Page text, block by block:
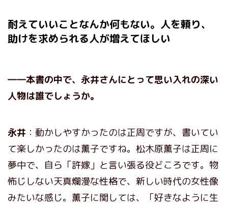
耐えていいことなんか何もない。人を頼り、
助けを求められる人が増えてほしい
――本書の中で、永井さんにとって思い入れの深い
人物は誰でしょうか。
永井 ：動かしやすかったのは正周ですが、書いてい
て楽しかったのは薫子ですね。松木原薫子は正周に
夢中で、自ら「許嫁」と言い張る役どころです。物
怖じしない天真爛漫な性格で、新しい時代の女性像
みたいな感じ。薫子に関しては、「好きなように生